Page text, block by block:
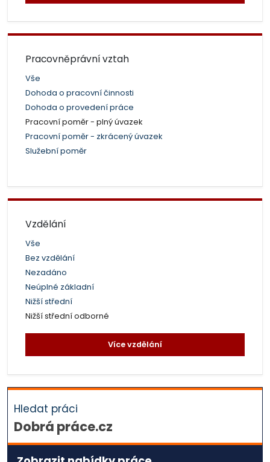
Pracovněprávní vztah
Vše
Dohoda o pracovní činnosti
Dohoda o provedení práce
Pracovní poměr - plný úvazek
Pracovní poměr - zkrácený úvazek
Služební poměr
Vzdělání
Vše
Bez vzdělání
Nezadáno
Neúplné základní
Nižší střední
Nižší střední odborné
Více vzdělání
Hledat práci
Dobrá práce.cz